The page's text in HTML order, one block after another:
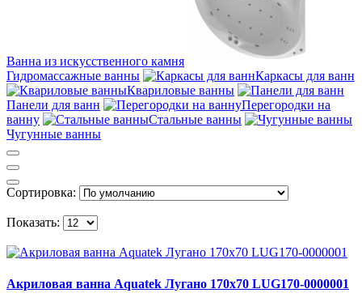
Ванна из искусственного камня
Гидромассажные ванны
Каркасы для ванн
Квариловые ванны
Панели для ванн
Перегородки на
ванну
Стальные ванны
Чугунные ванны
Сортировка:
Показать:
Акриловая ванна Aquatek Лугано 170х70 LUG170-0000001